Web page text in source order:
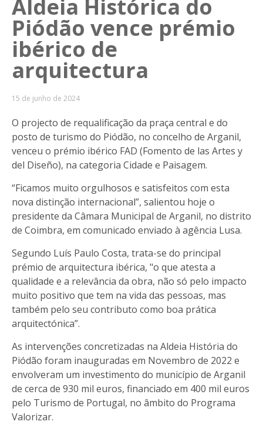
Aldeia Histórica do
Piódão vence prémio
ibérico de
arquitectura
15 de junho de 2024
O projecto de requalificação da praça central e do
posto de turismo do Piódão, no concelho de Arganil,
venceu o prémio ibérico FAD (Fomento de las Artes y
del Diseño), na categoria Cidade e Paisagem.
“Ficamos muito orgulhosos e satisfeitos com esta
nova distinção internacional”, salientou hoje o
presidente da Câmara Municipal de Arganil, no distrito
de Coimbra, em comunicado enviado à agência Lusa.
Segundo Luís Paulo Costa, trata-se do principal
prémio de arquitectura ibérica, "o que atesta a
qualidade e a relevância da obra, não só pelo impacto
muito positivo que tem na vida das pessoas, mas
também pelo seu contributo como boa prática
arquitectónica”.
As intervenções concretizadas na Aldeia História do
Piódão foram inauguradas em Novembro de 2022 e
envolveram um investimento do município de Arganil
de cerca de 930 mil euros, financiado em 400 mil euros
pelo Turismo de Portugal, no âmbito do Programa
Valorizar.